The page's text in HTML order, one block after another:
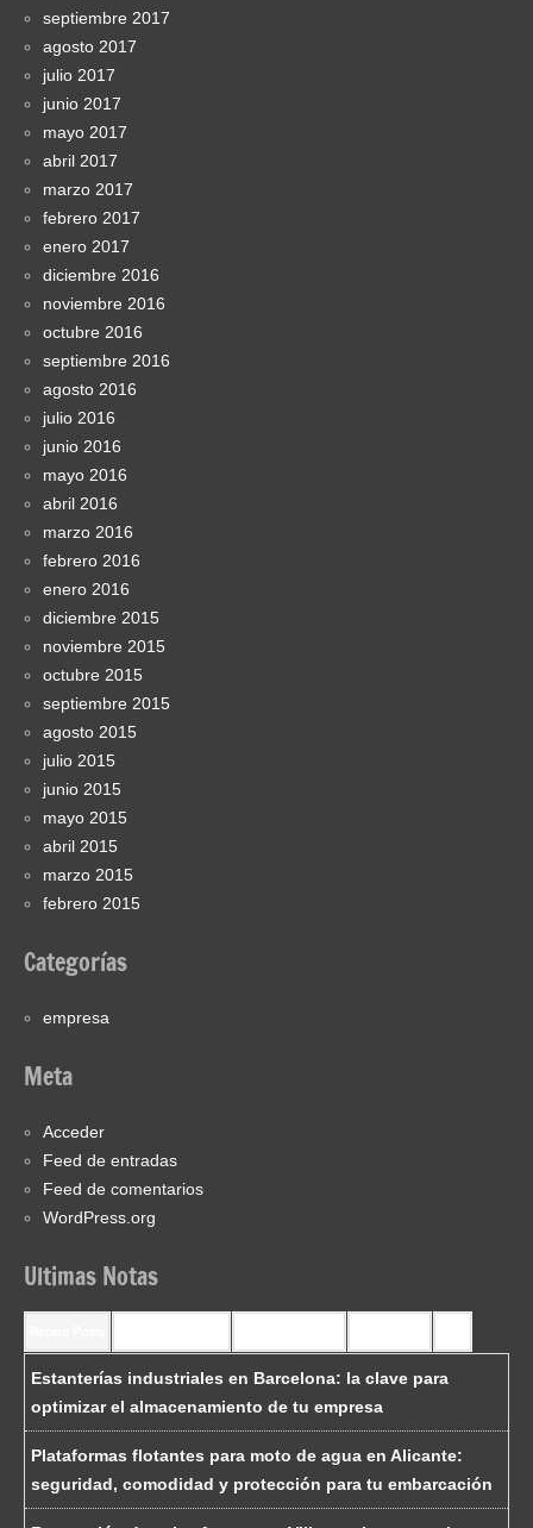
septiembre 2017
agosto 2017
julio 2017
junio 2017
mayo 2017
abril 2017
marzo 2017
febrero 2017
enero 2017
diciembre 2016
noviembre 2016
octubre 2016
septiembre 2016
agosto 2016
julio 2016
junio 2016
mayo 2016
abril 2016
marzo 2016
febrero 2016
enero 2016
diciembre 2015
noviembre 2015
octubre 2015
septiembre 2015
agosto 2015
julio 2015
junio 2015
mayo 2015
abril 2015
marzo 2015
febrero 2015
Categorías
empresa
Meta
Acceder
Feed de entradas
Feed de comentarios
WordPress.org
Ultimas Notas
Estanterías industriales en Barcelona: la clave para
optimizar el almacenamiento de tu empresa
Plataformas flotantes para moto de agua en Alicante:
seguridad, comodidad y protección para tu embarcación